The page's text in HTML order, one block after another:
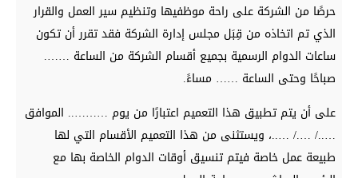
حرصًا من الشركة على راحة موظفيها وتنظيم سير العمل والقرار
الذي تم اتخاذه من قِبَل مجلس إدارة الشركة فقد تقرر أن تكون
ساعات الدوام الرسمية بجميع أقسام الشركة من الساعة …….
صباحًا وحتى الساعة …… مساءً.
على أن يتم تطبيق هذا التعميم اعتبارًا من يوم ……….. الموافق
…../ …./ …..، ويستثنى من هذا التعميم الأقسام التي لها
طبيعة عمل خاصة فيتم تنسيق أوقات الدوام الخاصة بها مع